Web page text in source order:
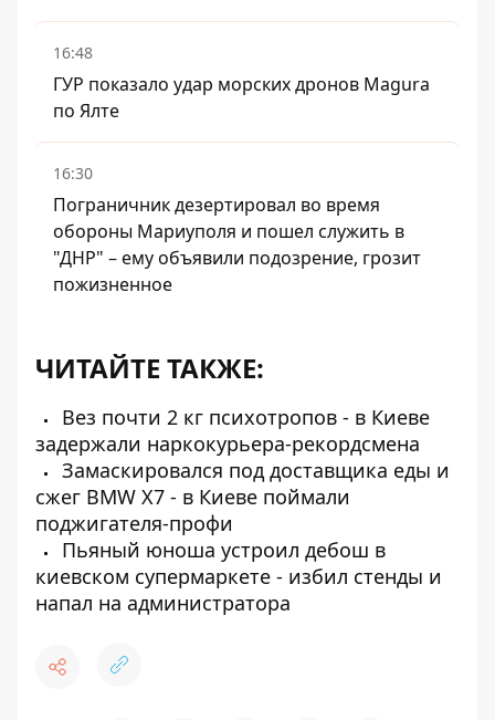
16:48
ГУР показало удар морских дронов Magura
по Ялте
16:30
Пограничник дезертировал во время
обороны Мариуполя и пошел служить в
"ДНР" – ему объявили подозрение, грозит
пожизненное
ЧИТАЙТЕ ТАКЖЕ:
Вез почти 2 кг психотропов - в Киеве
задержали наркокурьера-рекордсмена
Замаскировался под доставщика еды и
сжег BMW X7 - в Киеве поймали
поджигателя-профи
Пьяный юноша устроил дебош в
киевском супермаркете - избил стенды и
напал на администратора